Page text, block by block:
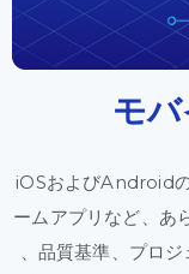
モ
iOSおよびAndroid
ームアプリなど、 あ
、 品質基準、 プロジ